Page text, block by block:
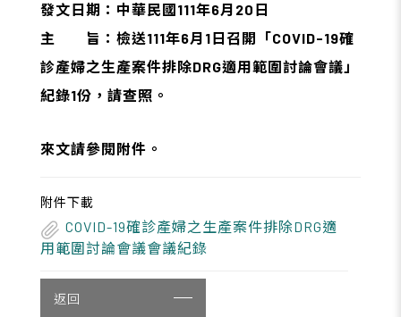
發文日期：中華民國111年6月20日
主 旨：檢送111年6月1日召開「COVID-19確
診產婦之生產案件排除DRG適用範圍討論會議」
紀錄1份，請查照。
來文請參閱附件 。
附件下載
COVID-19確診產婦之生產案件排除DRG適
用範圍討論會議會議紀錄
返回